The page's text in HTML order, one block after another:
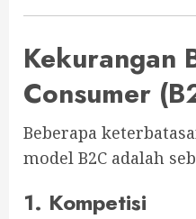
Kekurangan
Consumer
Beberapa
model B2C adalah
1. Kompetisi